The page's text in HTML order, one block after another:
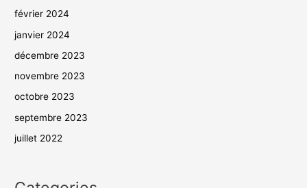
février 2024
janvier 2024
décembre 2023
novembre 2023
octobre 2023
septembre 2023
juillet 2022